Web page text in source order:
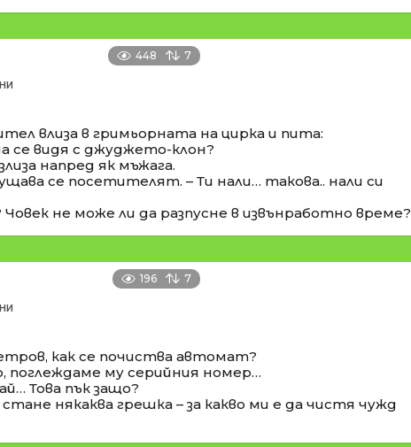
448 7
влиза в гримьорната на цирка и пита:
се видя с джуджето-клон?
напред як мъжага.
се посетителят. – Ти нали… такова.. нали си
Човек не може ли да разпусне в извънработно време?
196 7
как се почиства автомат?
поглеждаме му серийния номер…
Това пък защо?
някаква грешка – за какво ми е да чистя чужд